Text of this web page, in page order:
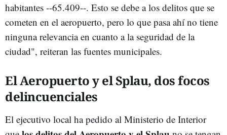
habitantes --65.409--. Esto se debe a los delitos que se
cometen en el aeropuerto, pero lo que pasa ahí no tiene
ninguna relevancia en cuanto a la seguridad de la
ciudad", reiteran las fuentes municipales.
El Aeropuerto y el Splau, dos focos
delincuenciales
El ejecutivo local ha pedido al Ministerio de Interior